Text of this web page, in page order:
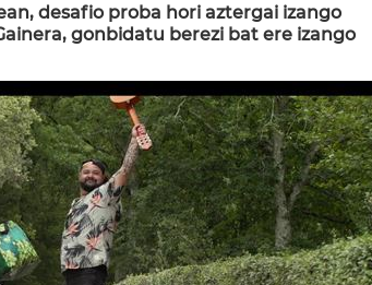
desafio proba hori aztergai izango
gonbidatu berezi bat ere izango